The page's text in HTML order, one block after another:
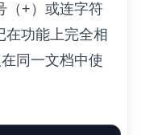
（+）或连字符
在功能上完全相
同一文档中使